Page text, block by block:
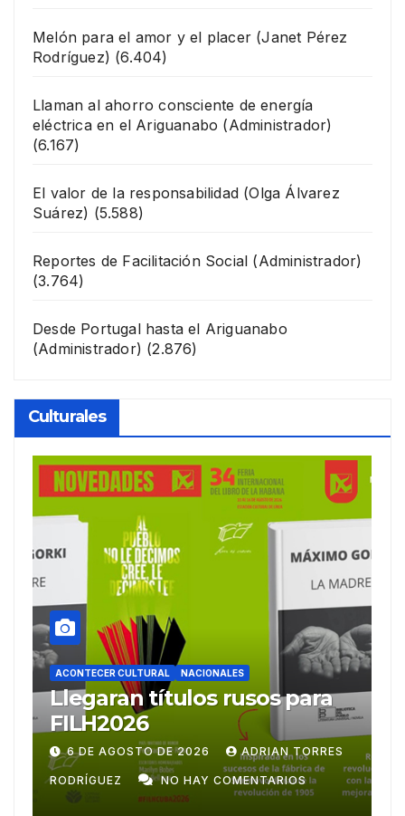
Melón para el amor y el placer (Janet Pérez
Rodríguez) (6.404)
Llaman al ahorro consciente de energía
eléctrica en el Ariguanabo (Administrador)
(6.167)
El valor de la responsabilidad (Olga Álvarez
Suárez) (5.588)
Reportes de Facilitación Social (Administrador)
(3.764)
Desde Portugal hasta el Ariguanabo
(Administrador) (2.876)
Culturales
ACONTECER CULTURAL
Ballet Laura Alonso
emprende gira
centroamericana
28 DE JULIO DE 2026 ADRIAN TORRES
RODRÍGUEZ NO HAY COMENTARIOS